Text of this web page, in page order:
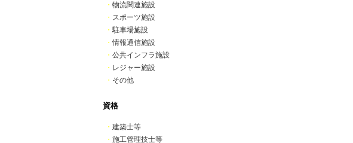
・ 物流関連施設
・ スポーツ施設
・駐車場施設
・情報通信施設
・ 公共インフラ施設
・ レジャー施設
・ その他
資格
・ 建築士等
・ 施工管理技士等